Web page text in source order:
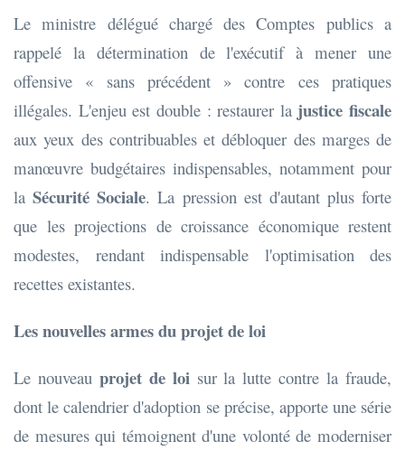
Le ministre délégué chargé des Comptes publics a
rappelé la détermination de l'exécutif à mener une
offensive « sans précédent » contre ces pratiques
illégales. L'enjeu est double : restaurer la justice fiscale
aux yeux des contribuables et débloquer des marges de
manœuvre budgétaires indispensables, notamment pour
laSécurité Sociale. La pression est d'autant plus forte
que les projections de croissance économique restent
modestes, rendant indispensable l'optimisation des
recettes existantes.
Les nouvelles armes du projet de loi
Le nouveau projet de loi sur la lutte contre la fraude,
dont le calendrier d'adoption se précise, apporte une série
de mesures qui témoignent d'une volonté de moderniser